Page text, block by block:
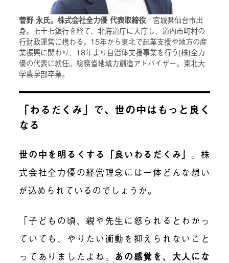
菅野 永氏。株式会社全力優 代表取締役／宮城県仙台市出
身。七十七銀行を経て、北海道庁に入庁し、道内市町村の
行財政運営に携わる。15年から東北で起業支援や地方の産
業振興に関わり、18年より自治体支援事業を行う(株)全力
優の代表に就任。総務省地域力創造アドバイザー。東北大
学農学部卒業。
「わるだくみ」で、世の中はもっと良く
なる
世の中を明るくする「良いわるだくみ」 。 株
式会社全力優の経営理念には一体どんな想い
が込められているのでしょうか。
「子どもの頃、親や先生に怒られるとわかっ
ていても、やりたい衝動を抑えられないこと
ってありましたよね。 あの感覚を、大人にな